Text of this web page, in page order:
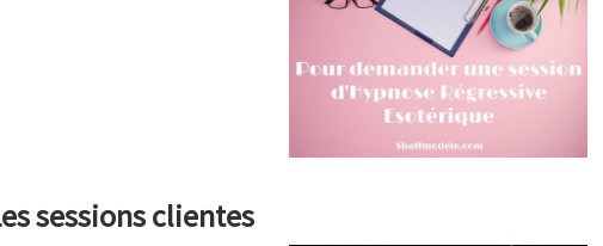
sessions clientes